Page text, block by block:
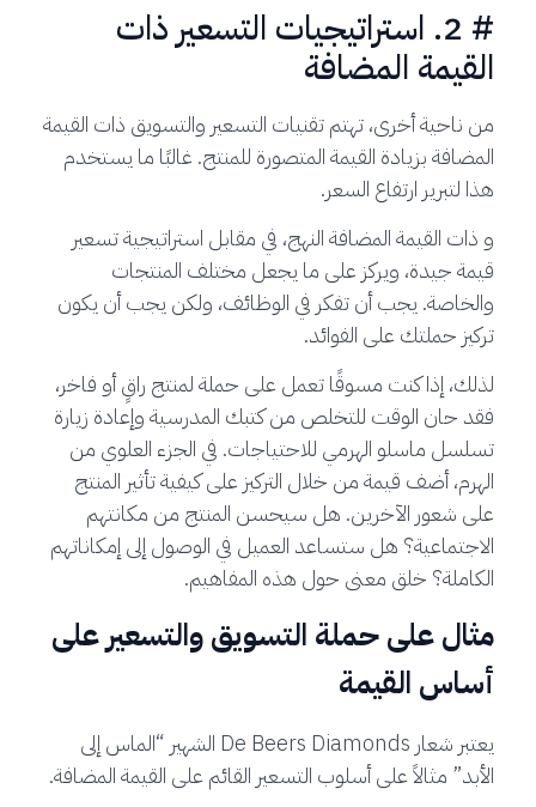
# 2. استراتيجيات التسعير ذات
القيمة المضافة
من ناحية أخرى، تهتم تقنيات التسعير والتسويق ذات القيمة
المضافة بزيادة القيمة المتصورة للمنتج. غالبًا ما يستخدم
هذا لتبرير ارتفاع السعر.
و ذات القيمة المضافة النهج، في مقابل استراتيجية تسعير
قيمة جيدة، ويركز على ما يجعل مختلف المنتجات
والخاصة. يجب أن تفكر في الوظائف، ولكن يجب أن يكون
تركيز حملتك على الفوائد.
لذلك، إذا كنت مسوقًا تعمل على حملة لمنتج راقٍ أو فاخر،
فقد حان الوقت للتخلص من كتبك المدرسية وإعادة زيارة
تسلسل ماسلو الهرمي للاحتياجات. في الجزء العلوي من
الهرم، أضف قيمة من خلال التركيز على كيفية تأثير المنتج
على شعور الآخرين. هل سيحسن المنتج من مكانتهم
الاجتماعية؟ هل ستساعد العميل في الوصول إلى إمكاناتهم
الكاملة؟ خلق معنى حول هذه المفاهيم.
مثال على حملة التسويق والتسعير على
أساس القيمة
يعتبر شعار De Beers Diamonds الشهير “الماس إلى
الأبد” مثالاً على أسلوب التسعير القائم على القيمة المضافة.